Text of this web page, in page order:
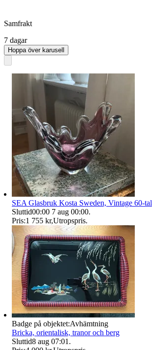
Samfrakt
7 dagar
Hoppa över karusell
SEA Glasbruk Kosta Sweden, Vintage 60-tal
Sluttid00:00 7 aug 00:00.
Pris:1 755 kr,Utropspris.
Badge på objektet:Avhämtning
Bricka, orientalisk, tranor och berg
Sluttid8 aug 07:01 .